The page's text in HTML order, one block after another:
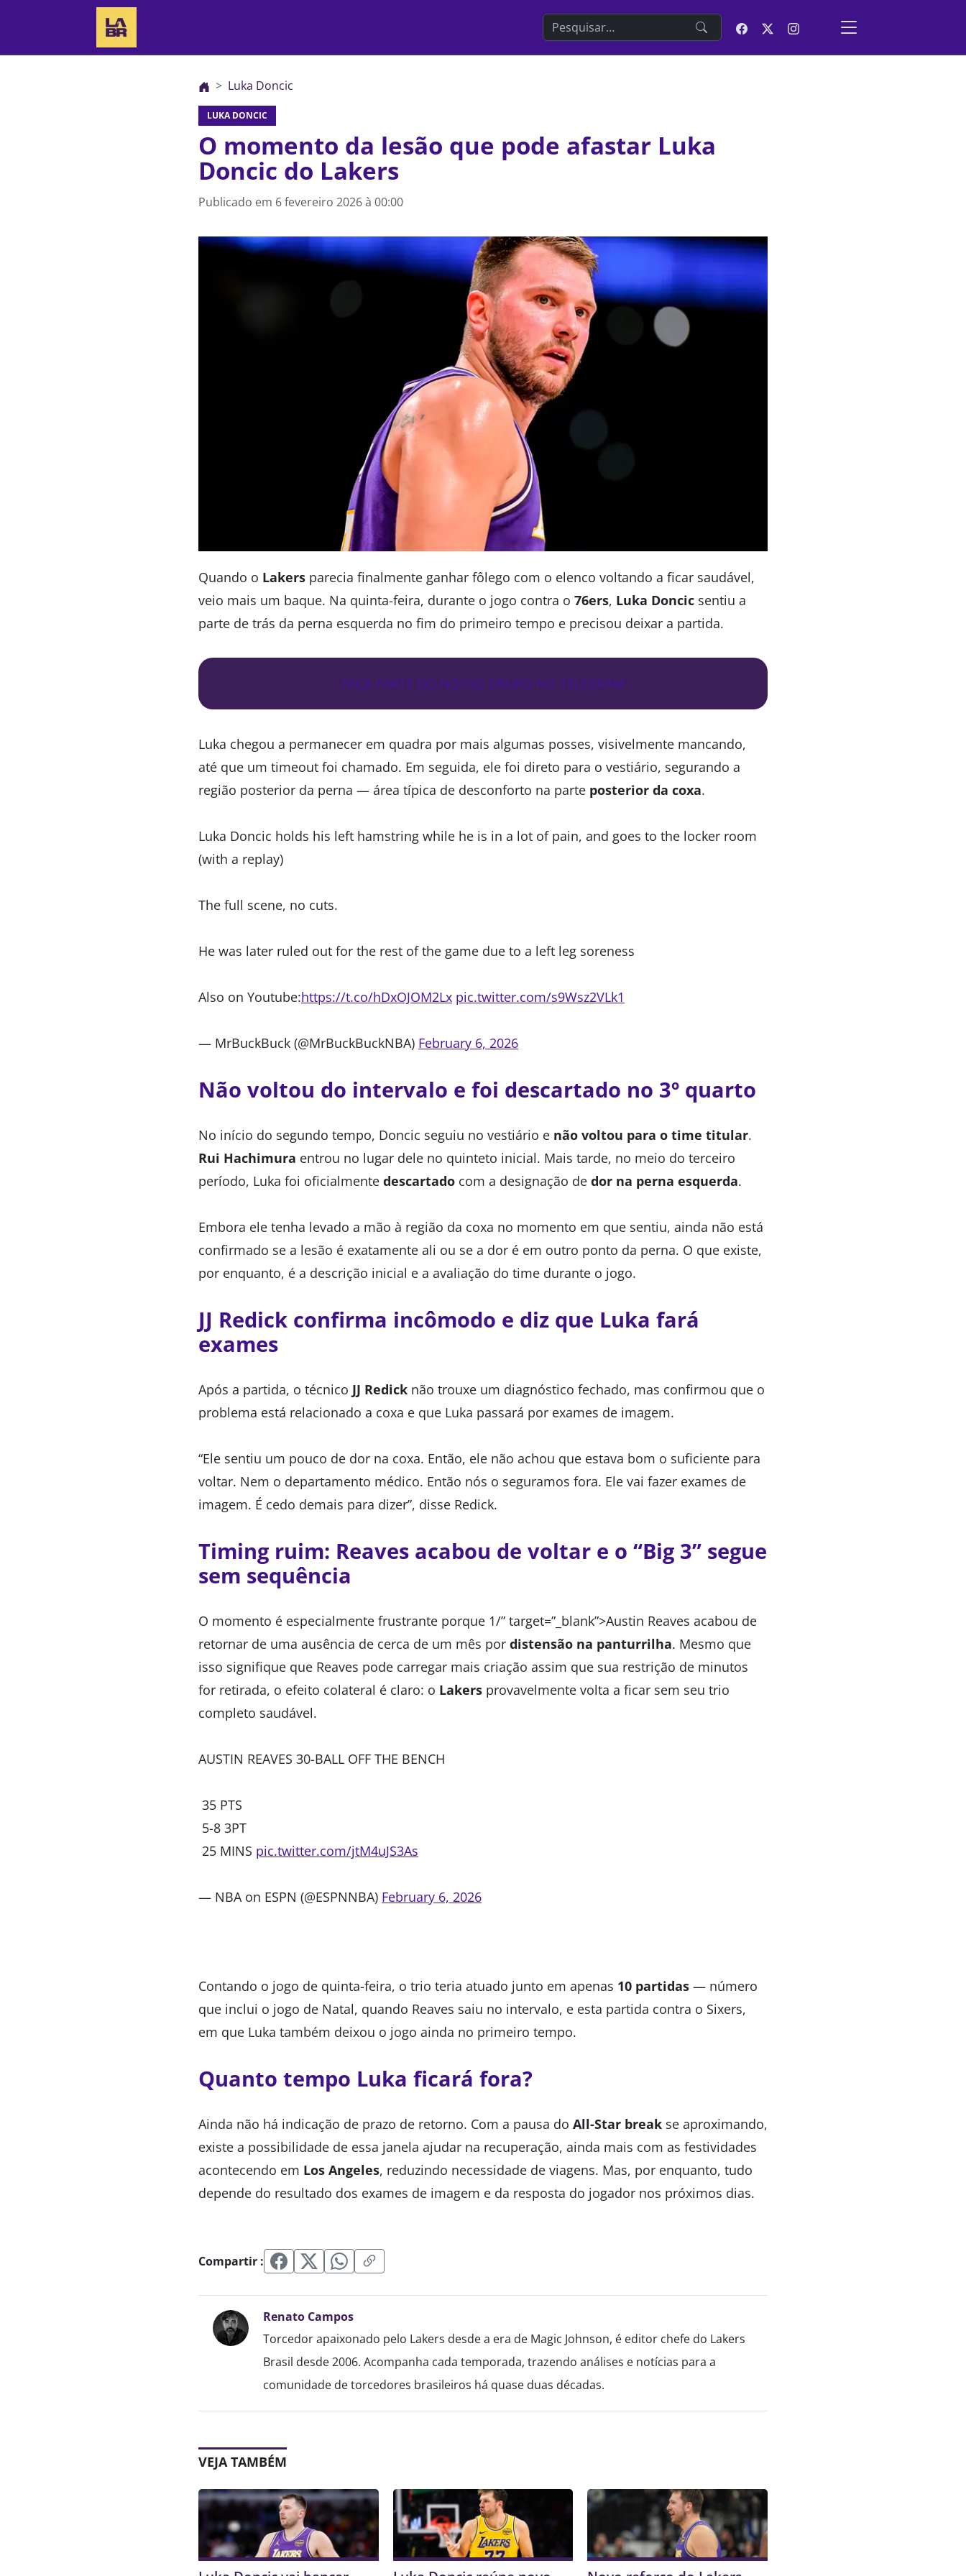
Search the website
Luka Doncic
LUKA DONCIC
O momento da lesão que pode afastar Luka
Doncic do Lakers
Publicado em 6 fevereiro 2026 à 00:00
Quando o Lakers parecia finalmente ganhar fôlego com o elenco voltando a ficar saudável,
veio mais um baque. Na quinta-feira, durante o jogo contra o 76ers, Luka Doncic sentiu a
parte de trás da perna esquerda no fim do primeiro tempo e precisou deixar a partida.
FAÇA PARTE DO NOSSO GRUPO NO TELEGRAM
Luka chegou a permanecer em quadra por mais algumas posses, visivelmente mancando,
até que um timeout foi chamado. Em seguida, ele foi direto para o vestiário, segurando a
região posterior da perna — área típica de desconforto na parte posterior da coxa.
Luka Doncic holds his left hamstring while he is in a lot of pain, and goes to the locker room
(with a replay)
The full scene, no cuts.
He was later ruled out for the rest of the game due to a left leg soreness
Also on Youtube:https://t.co/hDxOJOM2Lx pic.twitter.com/s9Wsz2VLk1
— MrBuckBuck (@MrBuckBuckNBA) February 6, 2026
Não voltou do intervalo e foi descartado no 3º quarto
No início do segundo tempo, Doncic seguiu no vestiário e não voltou para o time titular.
Rui Hachimura entrou no lugar dele no quinteto inicial. Mais tarde, no meio do terceiro
período, Luka foi oficialmente descartado com a designação de dor na perna esquerda.
Embora ele tenha levado a mão à região da coxa no momento em que sentiu, ainda não está
confirmado se a lesão é exatamente ali ou se a dor é em outro ponto da perna. O que existe,
por enquanto, é a descrição inicial e a avaliação do time durante o jogo.
JJ Redick confirma incômodo e diz que Luka fará
exames
Após a partida, o técnico JJ Redick não trouxe um diagnóstico fechado, mas confirmou que o
problema está relacionado a coxa e que Luka passará por exames de imagem.
“Ele sentiu um pouco de dor na coxa. Então, ele não achou que estava bom o suficiente para
voltar. Nem o departamento médico. Então nós o seguramos fora. Ele vai fazer exames de
imagem. É cedo demais para dizer”, disse Redick.
Timing ruim: Reaves acabou de voltar e o “Big 3” segue
sem sequência
O momento é especialmente frustrante porque 1/” target=”_blank”>Austin Reaves acabou de
retornar de uma ausência de cerca de um mês por distensão na panturrilha. Mesmo que
isso signifique que Reaves pode carregar mais criação assim que sua restrição de minutos
for retirada, o efeito colateral é claro: o Lakers provavelmente volta a ficar sem seu trio
completo saudável.
AUSTIN REAVES 30-BALL OFF THE BENCH
35 PTS
5-8 3PT
25 MINS pic.twitter.com/jtM4uJS3As
— NBA on ESPN (@ESPNNBA) February 6, 2026
Contando o jogo de quinta-feira, o trio teria atuado junto em apenas 10 partidas — número
que inclui o jogo de Natal, quando Reaves saiu no intervalo, e esta partida contra o Sixers,
em que Luka também deixou o jogo ainda no primeiro tempo.
Quanto tempo Luka ficará fora?
Ainda não há indicação de prazo de retorno. Com a pausa do All-Star break se aproximando,
existe a possibilidade de essa janela ajudar na recuperação, ainda mais com as festividades
acontecendo em Los Angeles, reduzindo necessidade de viagens. Mas, por enquanto, tudo
depende do resultado dos exames de imagem e da resposta do jogador nos próximos dias.
Compartir :
Renato Campos
Torcedor apaixonado pelo Lakers desde a era de Magic Johnson, é editor chefe do Lakers
Brasil desde 2006. Acompanha cada temporada, trazendo análises e notícias para a
comunidade de torcedores brasileiros há quase duas décadas.
VEJA TAMBÉM